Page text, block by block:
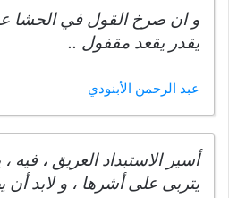
و ان صرخ القول في الحشا
يقدر يقعد مقفول ..
عبد الرحمن الأبنودي
أسير الاستبداد العريق ،
يتربى على أشرها ، و لابد